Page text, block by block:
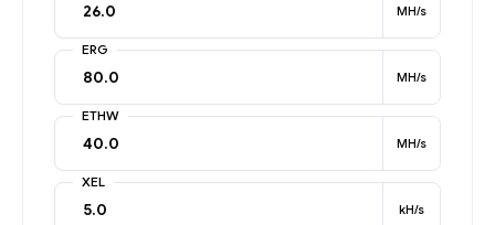
MH/s
ERG
MH/s
ETHW
MH/s
XEL
kH/s